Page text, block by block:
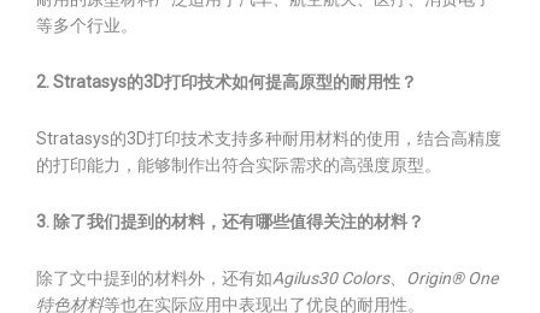
等多个行业。
2. Stratasys的3D打印技术如何提高原型的耐用性？
Stratasys的3D打印技术支持多种耐用材料的使用，结合高精度
的打印能力，能够制作出符合实际需求的高强度原型。
3. 除了我们提到的材料，还有哪些值得关注的材料？
除了文中提到的材料外，还有如Agilus30 Colors、 Origin® One
特色材料等也在实际应用中表现出了优良的耐用性。